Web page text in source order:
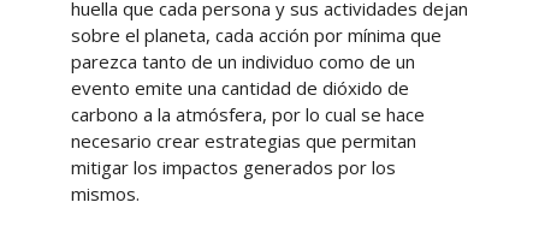
huella que cada persona y sus actividades dejan
sobre el planeta, cada acción por mínima que
parezca tanto de un individuo como de un
evento emite una cantidad de dióxido de
carbono a la atmósfera, por lo cual se hace
necesario crear estrategias que permitan
mitigar los impactos generados por los
mismos.